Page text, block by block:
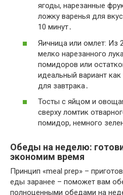
ягоды, нарезанные
ложку варенья для
10 минут․
Яичница или омлет: Из
мелко нарезанного
помидоров или
идеальный вариант
для завтрака․
Тосты с яйцом и
сверху ломтик
помидор, немного
Обеды на неделю:
экономим время
Принцип «meal prep» –
еды заранее – поможет вам
полноценными обедами на